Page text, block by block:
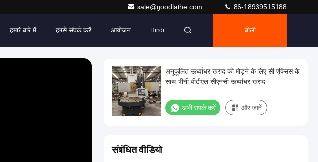
sale@goodlathe.com 86-18939515188
हमारे बारे में हमसे संपर्क करें आयोजन Hindi बोली
अनुकूलित ऊर्ध्वाधर खराद को मोड़ने के लिए सी एक्सिस के
साथ चीनी वीटीएल सीएनसी ऊर्ध्वाधर खराद
अभी संपर्क करें और जानें
संबंधित वीडियो